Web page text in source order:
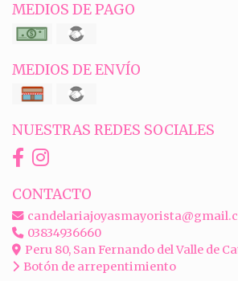
MEDIOS DE PAGO
MEDIOS DE ENVÍO
NUESTRAS REDES SOCIALES
CONTACTO
03834936660
Peru 80, San Fernando del Valle de
Botón de arrepentimiento